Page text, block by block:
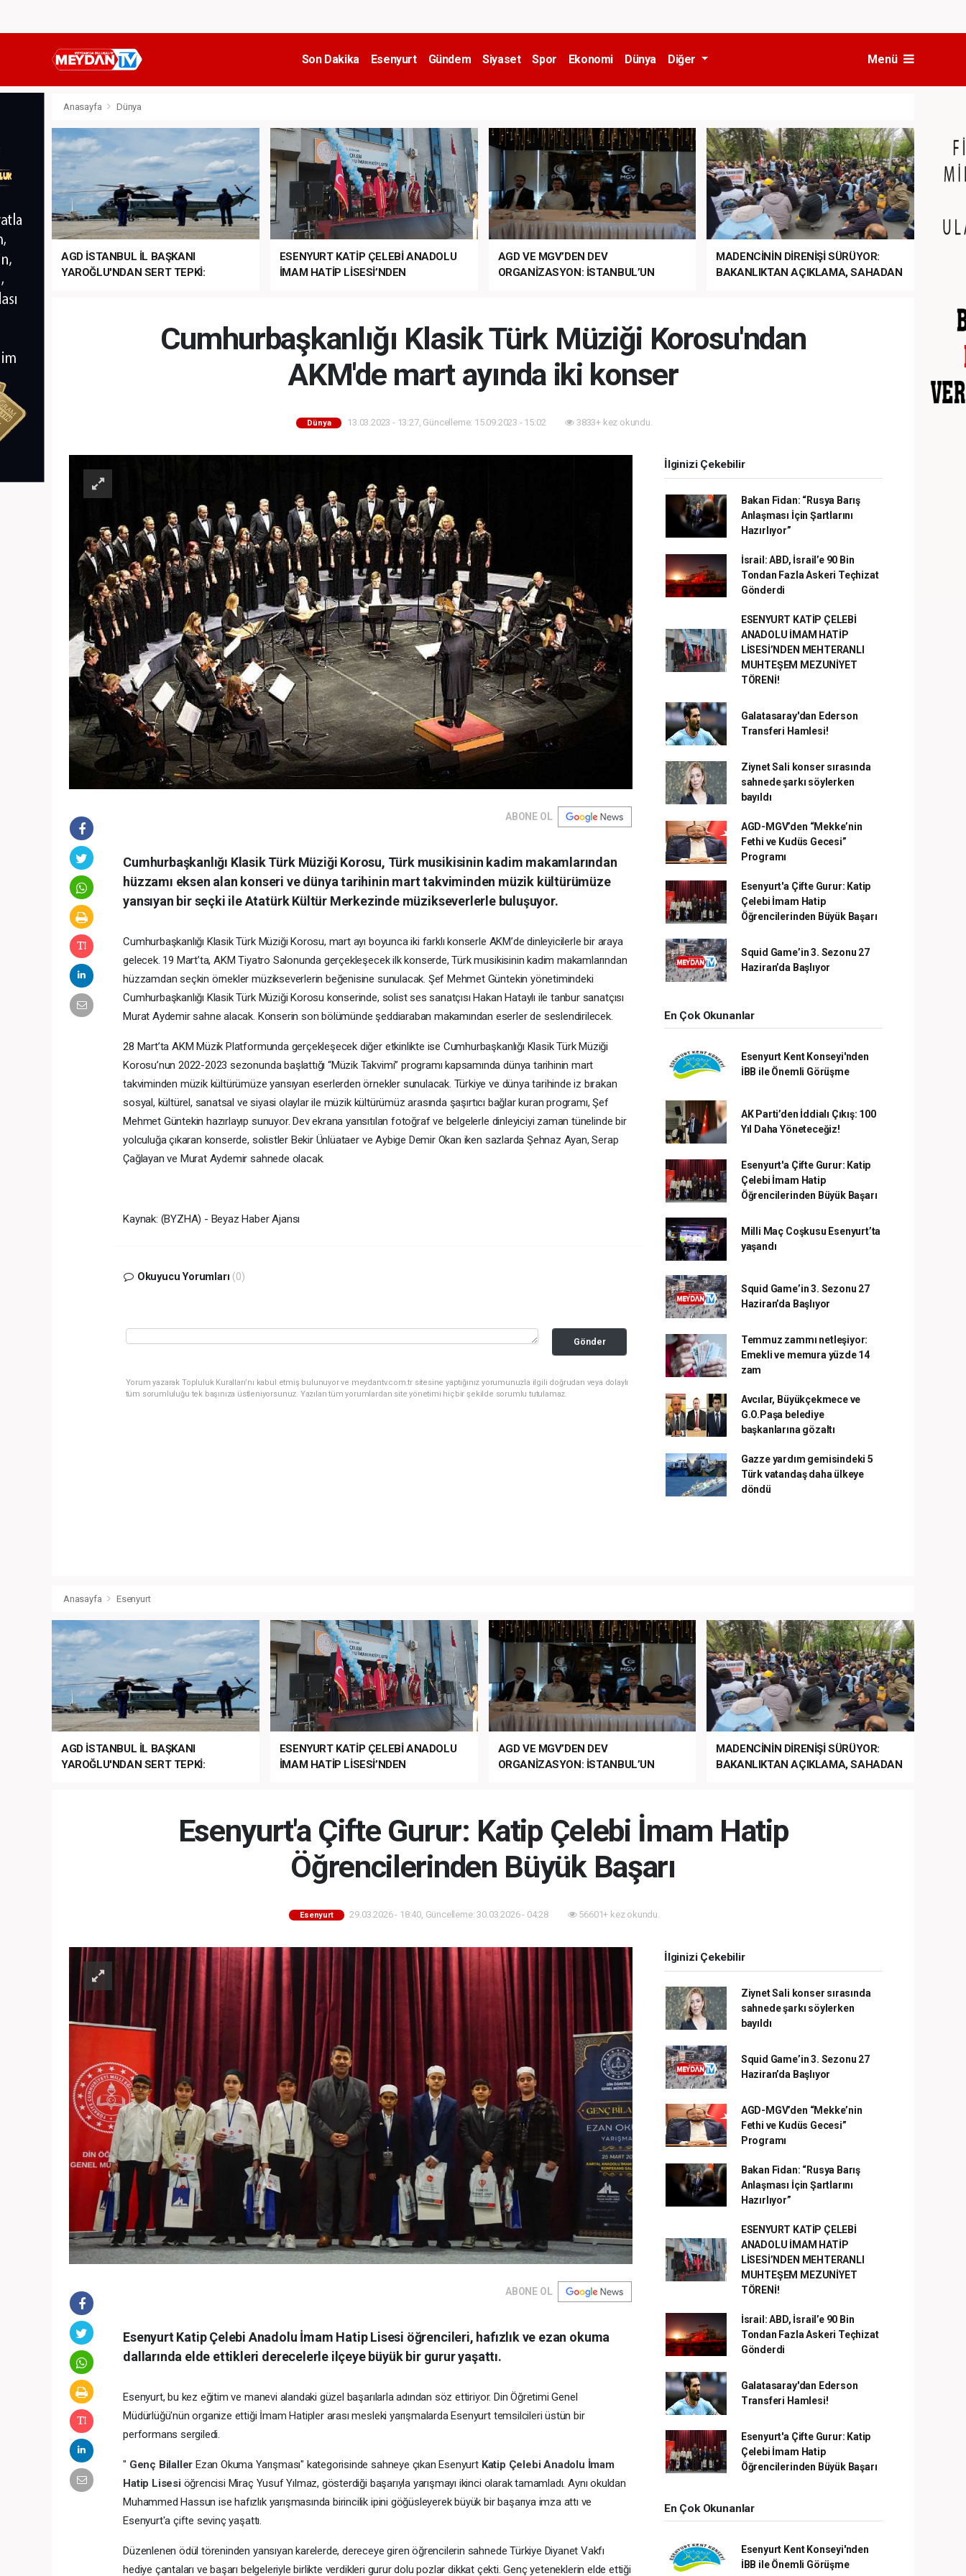
Son Dakika Esenyurt Gündem Siyaset Spor Ekonomi Dünya Diğer Menü
Anasayfa Dünya
AGD İSTANBUL İL BAŞKANI
YAROĞLU'NDAN SERT TEPKİ:
ESENYURT KATİP ÇELEBİ ANADOLU
İMAM HATİP LİSESİ’NDEN
AGD VE MGV’DEN DEV
ORGANİZASYON: İSTANBUL’UN
MADENCİNİN DİRENİŞİ SÜRÜYOR:
BAKANLIKTAN AÇIKLAMA, SAHADAN
Cumhurbaşkanlığı Klasik Türk Müziği Korosu'ndan
AKM'de mart ayında iki konser
Dünya 13.03.2023 - 13:27, Güncelleme: 15.09.2023 - 15:02 3833+ kez okundu.
ABONE OL
Cumhurbaşkanlığı Klasik Türk Müziği Korosu, Türk musikisinin kadim makamlarından
hüzzamı eksen alan konseri ve dünya tarihinin mart takviminden müzik kültürümüze
yansıyan bir seçki ile Atatürk Kültür Merkezinde müzikseverlerle buluşuyor.
Cumhurbaşkanlığı Klasik Türk Müziği Korosu, mart ayı boyunca iki farklı konserle AKM’de dinleyicilerle bir araya
gelecek. 19 Mart’ta, AKM Tiyatro Salonunda gerçekleşecek ilk konserde, Türk musikisinin kadim makamlarından
hüzzamdan seçkin örnekler müzikseverlerin beğenisine sunulacak. Şef Mehmet Güntekin yönetimindeki
Cumhurbaşkanlığı Klasik Türk Müziği Korosu konserinde, solist ses sanatçısı Hakan Hataylı ile tanbur sanatçısı
Murat Aydemir sahne alacak. Konserin son bölümünde şeddiaraban makamından eserler de seslendirilecek.
28 Mart’ta AKM Müzik Platformunda gerçekleşecek diğer etkinlikte ise Cumhurbaşkanlığı Klasik Türk Müziği
Korosu’nun 2022-2023 sezonunda başlattığı “Müzik Takvimi” programı kapsamında dünya tarihinin mart
takviminden müzik kültürümüze yansıyan eserlerden örnekler sunulacak. Türkiye ve dünya tarihinde iz bırakan
sosyal, kültürel, sanatsal ve siyasi olaylar ile müzik kültürümüz arasında şaşırtıcı bağlar kuran programı, Şef
Mehmet Güntekin hazırlayıp sunuyor. Dev ekrana yansıtılan fotoğraf ve belgelerle dinleyiciyi zaman tünelinde bir
yolculuğa çıkaran konserde, solistler Bekir Ünlüataer ve Aybige Demir Okan iken sazlarda Şehnaz Ayan, Serap
Çağlayan ve Murat Aydemir sahnede olacak.
Kaynak: (BYZHA) - Beyaz Haber Ajansı
Okuyucu Yorumları (0)
Gönder
Yorum yazarak Topluluk Kuralları’nı kabul etmiş bulunuyor ve meydantv.com.tr sitesine yaptığınız yorumunuzla ilgili doğrudan veya dolaylı
tüm sorumluluğu tek başınıza üstleniyorsunuz. Yazılan tüm yorumlardan site yönetimi hiçbir şekilde sorumlu tutulamaz.
İlginizi Çekebilir
Bakan Fidan: “Rusya Barış
Anlaşması İçin Şartlarını
Hazırlıyor”
İsrail: ABD, İsrail’e 90 Bin
Tondan Fazla Askeri Teçhizat
Gönderdi
ESENYURT KATİP ÇELEBİ
ANADOLU İMAM HATİP
LİSESİ’NDEN MEHTERANLI
MUHTEŞEM MEZUNİYET
TÖRENİ!
Galatasaray'dan Ederson
Transferi Hamlesi!
Ziynet Sali konser sırasında
sahnede şarkı söylerken
bayıldı
AGD-MGV’den “Mekke’nin
Fethi ve Kudüs Gecesi”
Programı
Esenyurt'a Çifte Gurur: Katip
Çelebi İmam Hatip
Öğrencilerinden Büyük Başarı
Squid Game’in 3. Sezonu 27
Haziran’da Başlıyor
En Çok Okunanlar
Esenyurt Kent Konseyi'nden
İBB ile Önemli Görüşme
AK Parti’den İddialı Çıkış: 100
Yıl Daha Yöneteceğiz!
Esenyurt'a Çifte Gurur: Katip
Çelebi İmam Hatip
Öğrencilerinden Büyük Başarı
Milli Maç Coşkusu Esenyurt’ta
yaşandı
Squid Game’in 3. Sezonu 27
Haziran’da Başlıyor
Temmuz zammı netleşiyor:
Emekli ve memura yüzde 14
zam
Avcılar, Büyükçekmece ve
G.O.Paşa belediye
başkanlarına gözaltı
Gazze yardım gemisindeki 5
Türk vatandaş daha ülkeye
döndü
Anasayfa Esenyurt
AGD İSTANBUL İL BAŞKANI
YAROĞLU'NDAN SERT TEPKİ:
ESENYURT KATİP ÇELEBİ ANADOLU
İMAM HATİP LİSESİ’NDEN
AGD VE MGV’DEN DEV
ORGANİZASYON: İSTANBUL’UN
MADENCİNİN DİRENİŞİ SÜRÜYOR:
BAKANLIKTAN AÇIKLAMA, SAHADAN
Esenyurt'a Çifte Gurur: Katip Çelebi İmam Hatip
Öğrencilerinden Büyük Başarı
Esenyurt 29.03.2026 - 18:40, Güncelleme: 30.03.2026 - 04:28 56601+ kez okundu.
ABONE OL
Esenyurt Katip Çelebi Anadolu İmam Hatip Lisesi öğrencileri, hafızlık ve ezan okuma
dallarında elde ettikleri derecelerle ilçeye büyük bir gurur yaşattı.
Esenyurt, bu kez eğitim ve manevi alandaki güzel başarılarla adından söz ettiriyor. Din Öğretimi Genel
Müdürlüğü'nün organize ettiği İmam Hatipler arası mesleki yarışmalarda Esenyurt temsilcileri üstün bir
performans sergiledi.
" Genç BilallerEzan Okuma Yarışması" kategorisinde sahneye çıkan Esenyurt Katip Çelebi Anadolu İmam
Hatip Lisesi öğrencisi Miraç Yusuf Yılmaz, gösterdiği başarıyla yarışmayı ikinci olarak tamamladı. Aynı okuldan
Muhammed Hassun ise hafızlık yarışmasında birincilik ipini göğüsleyerek büyük bir başarıya imza attı ve
Esenyurt'a çifte sevinç yaşattı.
Düzenlenen ödül töreninden yansıyan karelerde, dereceye giren öğrencilerin sahnede Türkiye Diyanet Vakfı
hediye çantaları ve başarı belgeleriyle birlikte verdikleri gurur dolu pozlar dikkat çekti. Genç yeteneklerin elde ettiği
İlginizi Çekebilir
Ziynet Sali konser sırasında
sahnede şarkı söylerken
bayıldı
Squid Game’in 3. Sezonu 27
Haziran’da Başlıyor
AGD-MGV’den “Mekke’nin
Fethi ve Kudüs Gecesi”
Programı
Bakan Fidan: “Rusya Barış
Anlaşması İçin Şartlarını
Hazırlıyor”
ESENYURT KATİP ÇELEBİ
ANADOLU İMAM HATİP
LİSESİ’NDEN MEHTERANLI
MUHTEŞEM MEZUNİYET
TÖRENİ!
İsrail: ABD, İsrail’e 90 Bin
Tondan Fazla Askeri Teçhizat
Gönderdi
Galatasaray'dan Ederson
Transferi Hamlesi!
Esenyurt'a Çifte Gurur: Katip
Çelebi İmam Hatip
Öğrencilerinden Büyük Başarı
En Çok Okunanlar
Esenyurt Kent Konseyi'nden
İBB ile Önemli Görüşme